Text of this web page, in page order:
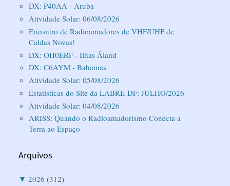
DX: P40AA - Aruba
Atividade Solar: 06/08/2026
Encontro de Radioamadores de VHF/UHF de
Caldas Novas!
DX: OH0ERF - Ilhas Åland
DX: C6AYM - Bahamas
Atividade Solar: 05/08/2026
Estatísticas do Site da LABRE-DF: JULHO/2026
Atividade Solar: 04/08/2026
ARISS: Quando o Radioamadorismo Conecta a
Terra ao Espaço
Arquivos
▼ 2026 (312)